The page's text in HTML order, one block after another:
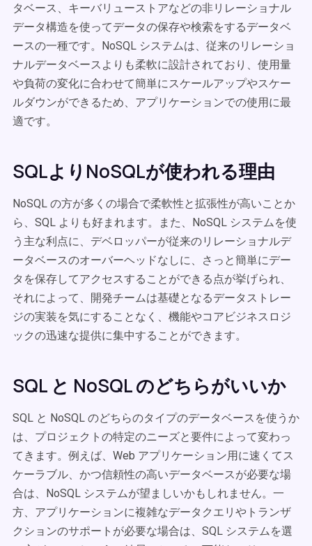
タベース、キーバリューストアなどの非リレーショナル
データ構造を使ってデータの保存や検索をするデータベ
ースの一種です。NoSQL システムは、従来のリレーショ
ナルデータベースよりも柔軟に設計されており、使用量
や負荷の変化に合わせて簡単にスケールアップやスケー
ルダウンができるため、アプリケーションでの使用に最
適です。
SQLよりNoSQLが使われる理由
NoSQL の方が多くの場合で柔軟性と拡張性が高いことか
ら、SQL よりも好まれます。また、NoSQL システムを使
う主な利点に、デベロッパーが従来のリレーショナルデ
ータベースのオーバーヘッドなしに、さっと簡単にデー
タを保存してアクセスすることができる点が挙げられ、
それによって、開発チームは基礎となるデータストレー
ジの実装を気にすることなく、機能やコアビジネスロジ
ックの迅速な提供に集中することができます。
SQL と NoSQL のどちらがいいか
SQL と NoSQL のどちらのタイプのデータベースを使うか
は、プロジェクトの特定のニーズと要件によって変わっ
てきます。例えば、Web アプリケーション用に速くてス
ケーラブル、かつ信頼性の高いデータベースが必要な場
合は、NoSQL システムが望ましいかもしれません。一
方、アプリケーションに複雑なデータクエリやトランザ
クションのサポートが必要な場合は、SQL システムを選